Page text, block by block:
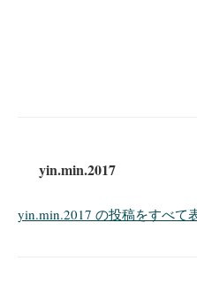
yin.min.2017
yin.min.2017 の投稿をすべて